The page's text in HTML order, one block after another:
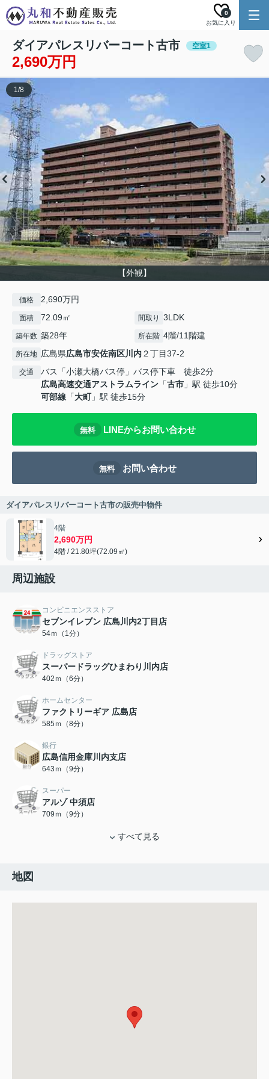
お気に入り
0
ダイアパレスリバーコート古市 空室1
2,690万円
【外観】
1/8
価格 2,690万円
面積 72.09㎡ 間取り 3LDK
築年数 築28年 所在階 4階/11階建
所在地 広島県広島市安佐南区川内２丁目37-2
交通
バス「小瀬大橋バス停」バス停下車 徒歩2分
広島高速交通アストラムライン 「古市 」駅 徒歩10分
可部線 「大町」駅 徒歩15分
無料 LINEからお問い合わせ
無料 お問い合わせ
ダイアパレスリバーコート古市の販売中物件
4階
2,690万円
4階 / 21.80坪(72.09㎡)
周辺施設
コンビニエンスストア
セブンイレブン 広島川内2丁目店
54ｍ（1分）
ドラッグストア
スーパードラッグひまわり川内店
402ｍ（6分）
ホームセンター
ファクトリーギア 広島店
585ｍ（8分）
銀行
広島信用金庫川内支店
643ｍ（9分）
スーパー
アルゾ 中須店
709ｍ（9分）
すべて見る
地図